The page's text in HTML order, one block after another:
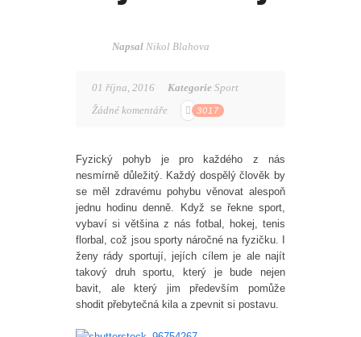
Napsal Nikol Blahova
01 října, 2016 Kategorie Sport
Žádné komentáře
3017
Fyzický pohyb je pro každého z nás
nesmírně důležitý. Každý dospělý člověk by
se měl zdravému pohybu věnovat alespoň
jednu hodinu denně. Když se řekne sport,
vybaví si většina z nás fotbal, hokej, tenis
florbal, což jsou sporty náročné na fyzičku. I
ženy rády sportují, jejích cílem je ale najít
takový druh sportu, který je bude nejen
bavit, ale který jim především pomůže
shodit přebytečná kila a zpevnit si postavu.